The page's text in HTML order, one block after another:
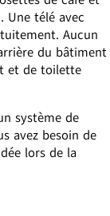
Une télé avec
Aucun
du bâtiment
et de toilette
système de
avez besoin de
lors de la